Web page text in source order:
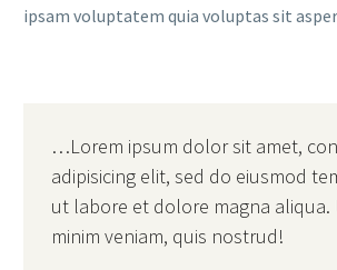
ipsam voluptatem quia voluptas sit
…Lorem ipsum dolor sit amet,
adipisicing elit, sed do eiusmod
ut labore et dolore magna aliqua.
minim veniam, quis nostrud!